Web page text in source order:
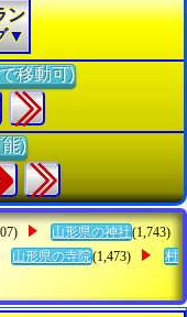
ン
▼
移動可)
)
山形県の神社(1,743)
山形県の寺院(1,473)
村